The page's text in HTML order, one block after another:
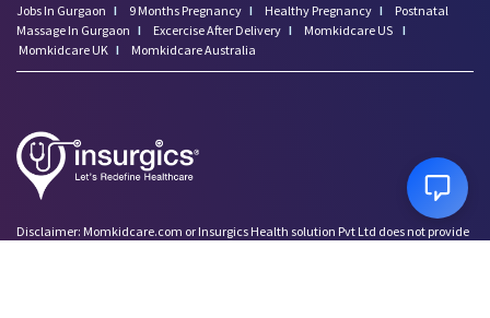
Jobs In Gurgaon I 9 Months Pregnancy I Healthy Pregnancy I
Postnatal
Massage In Gurgaon I Excercise After Delivery I Momkidcare US I
Momkidcare UK I Momkidcare Australia
Disclaimer: Momkidcare.com or Insurgics Health solution Pvt Ltd does not provide